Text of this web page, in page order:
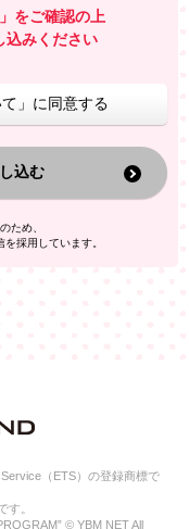
ービス）、新規開講教
に役立てること
ること
扱いは行いません。ま
ことはありません。
逆変換した上で第三
、その結果に基づい
に必要がある場合であ
の推進のために特に必
をご確認の上
込みください
」に同意する
込む
ため、
採用しています。
（ETS）の登録商標で
す。
© YBM NET All